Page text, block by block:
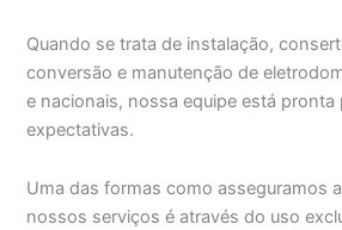
Quando se trata de instalação,
conversão e manutenção de
e nacionais, nossa equipe está pronta
expectativas.
Uma das formas como asseguramos
nossos serviços é através do uso